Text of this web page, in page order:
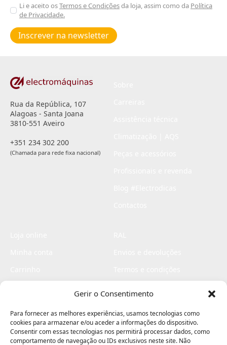
Gerir o Consentimento
Para fornecer as melhores experiências, usamos tecnologias como
cookies para armazenar e/ou aceder a informações do dispositivo.
Consentir com essas tecnologias nos permitirá processar dados, como
comportamento de navegação ou IDs exclusivos neste site. Não
Aceitar
Poiticas
de
privacidade
Li e aceito osTermos e Condiçõesda loja, assim como da Política
de Privacidade.
Inscrever na newsletter
Rua da República, 107
Alagoas - Santa Joana
3810-551 Aveiro
+351 234 302 200
(Chamada para rede fixa nacional)
Livro de elogios